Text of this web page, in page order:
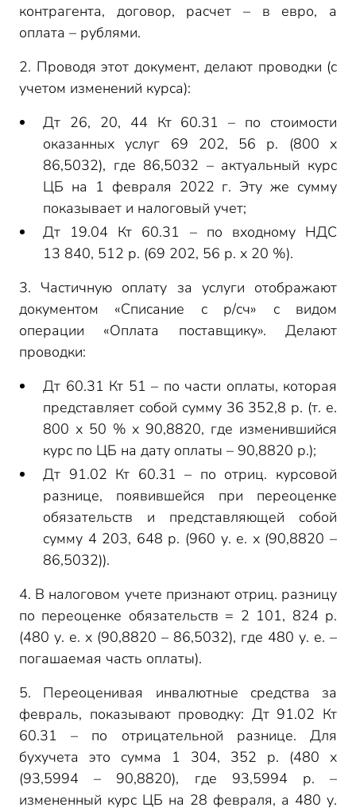
контрагента, договор, расчет – в евро, а
оплата – рублями.
2. Проводя этот документ, делают проводки (с
учетом изменений курса):
Дт 26, 20, 44 Кт 60.31 – по стоимости
оказанных услуг 69 202, 56 р. (800 х
86,5032), где 86,5032 – актуальный курс
ЦБ на 1 февраля 2022 г. Эту же сумму
показывает и налоговый учет;
Дт 19.04 Кт 60.31 – по входному НДС
13 840, 512 р. (69 202, 56 р. х 20 %).
3. Частичную оплату за услуги отображают
документом «Списание с р/сч» с видом
операции «Оплата поставщику». Делают
проводки:
Дт 60.31 Кт 51 – по части оплаты, которая
представляет собой сумму 36 352,8 р. (т. е.
800 х 50 % х 90,8820, где изменившийся
курс по ЦБ на дату оплаты – 90,8820 р.);
Дт 91.02 Кт 60.31 – по отриц. курсовой
разнице, появившейся при переоценке
обязательств и представляющей собой
сумму 4 203, 648 р. (960 у. е. х (90,8820 –
86,5032)).
4. В налоговом учете признают отриц. разницу
по переоценке обязательств = 2 101, 824 р.
(480 у. е. х (90,8820 – 86,5032), где 480 у. е. –
погашаемая часть оплаты).
5. Переоценивая инвалютные средства за
февраль, показывают проводку: Дт 91.02 Кт
60.31 – по отрицательной разнице. Для
бухучета это сумма 1 304, 352 р. (480 х
(93,5994 – 90,8820), где 93,5994 р. –
измененный курс ЦБ на 28 февраля, а 480 у.